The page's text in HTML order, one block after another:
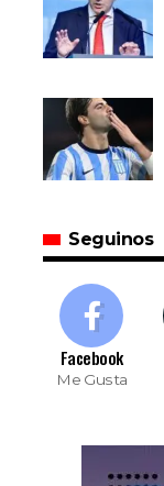
Seguinos
Facebook
Me Gusta